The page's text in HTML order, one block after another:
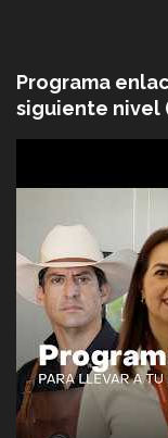
Programa
siguiente nivel